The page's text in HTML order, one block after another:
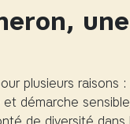
une
plusieurs raisons :
démarche